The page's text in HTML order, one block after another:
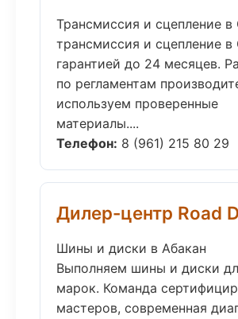
Трансмиссия и сцепление
трансмиссия и сцепление
гарантией до 24 месяцев.
по регламентам
используем проверенные
материалы....
Телефон: 8 (961) 215 80 29
Дилер-центр Road
Шины и диски в Абакан
Выполняем шины и диски
марок. Команда
мастеров, современная